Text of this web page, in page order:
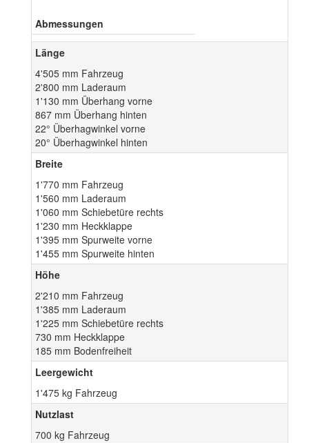
Abmessungen
Länge
4'505 mm Fahrzeug
2'800 mm Laderaum
1'130 mm Überhang vorne
867 mm Überhang hinten
22° Überhagwinkel vorne
20° Überhagwinkel hinten
Breite
1'770 mm Fahrzeug
1'560 mm Laderaum
1'060 mm Schiebetüre rechts
1'230 mm Heckklappe
1'395 mm Spurweite vorne
1'455 mm Spurweite hinten
Höhe
2'210 mm Fahrzeug
1'385 mm Laderaum
1'225 mm Schiebetüre rechts
730 mm Heckklappe
185 mm Bodenfreiheit
Leergewicht
1'475 kg Fahrzeug
Nutzlast
700 kg Fahrzeug